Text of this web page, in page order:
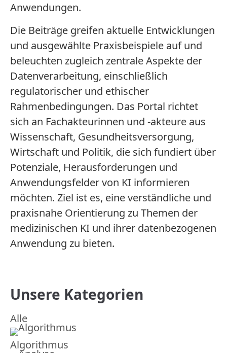
Anwendungen.
Die Beiträge greifen aktuelle Entwicklungen
und ausgewählte Praxisbeispiele auf und
beleuchten zugleich zentrale Aspekte der
Datenverarbeitung, einschließlich
regulatorischer und ethischer
Rahmenbedingungen. Das Portal richtet
sich an Fachakteurinnen und -akteure aus
Wissenschaft, Gesundheitsversorgung,
Wirtschaft und Politik, die sich fundiert über
Potenziale, Herausforderungen und
Anwendungsfelder von KI informieren
möchten. Ziel ist es, eine verständliche und
praxisnahe Orientierung zu Themen der
medizinischen KI und ihrer datenbezogenen
Anwendung zu bieten.
Unsere Kategorien
Alle
Algorithmus